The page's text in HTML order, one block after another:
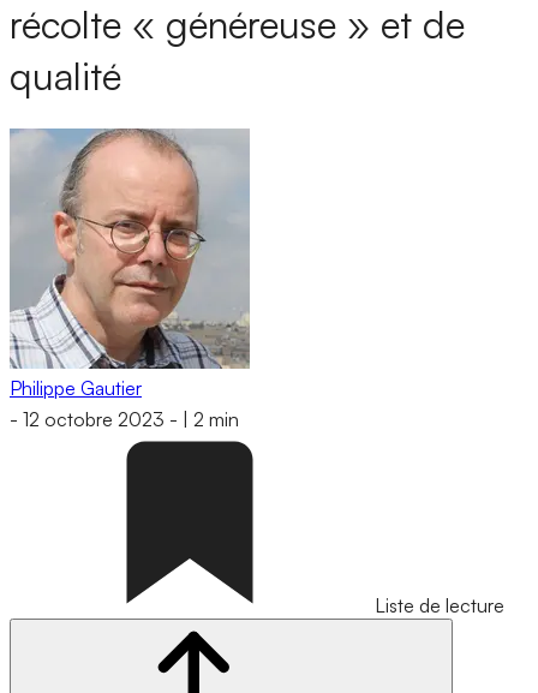
récolte « généreuse » et de
qualité
Philippe Gautier
- 12 octobre 2023 - 2 min
Liste de lecture